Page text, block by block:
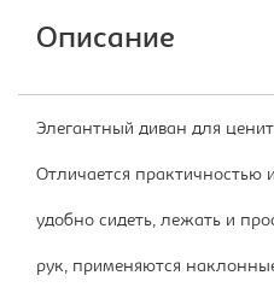
Описание
Элегантный диван для
Отличается
удобно сидеть, лежать и
рук, применяются